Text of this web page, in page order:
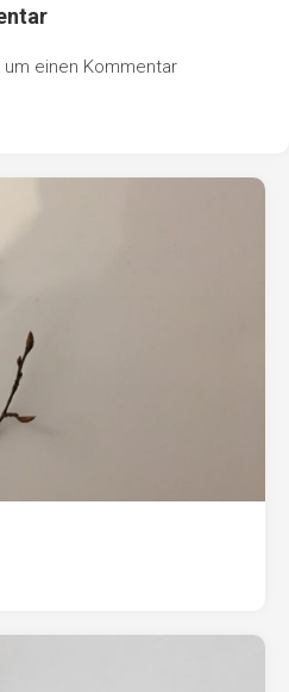
um einen Kommentar